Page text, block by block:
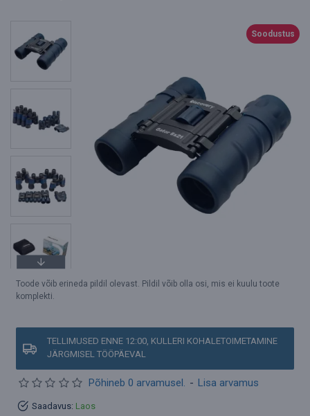
Soodustus
Toode võib erineda pildil olevast. Pildil võib olla osi, mis ei kuulu toote
komplekti.
TELLIMUSED ENNE 12:00, KULLERI KOHALETOIMETAMINE
JÄRGMISEL TÖÖPÄEVAL
Saadavus: Laos
Põhineb 0 arvamusel. - Lisa arvamus